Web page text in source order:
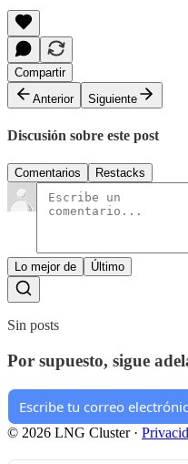
Compartir
Anterior
Siguiente
Discusión sobre este post
Comentarios Restacks
Lo mejor de Último
Sin posts
Por supuesto, sigue
© 2026 LNG Cluster·